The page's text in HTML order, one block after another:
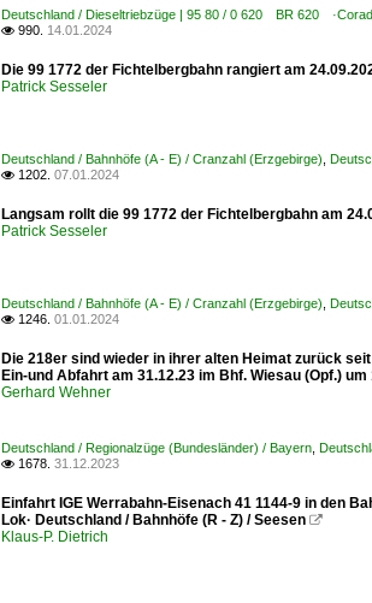
Deutschland / Dieseltriebzüge | 95 80 / 0 620 BR 620
 990. 14.01.2024
Die 99 1772 der Fichtelbergbahn rangiert am
Patrick Sesseler
Deutschland / Bahnhöfe (A - E) / Cranzahl (Erzgebirge)
 1202. 07.01.2024
Langsam rollt die 99 1772 der Fichtelbergbahn am
Patrick Sesseler
Deutschland / Bahnhöfe (A - E) / Cranzahl (Erzgebirge)
 1246. 01.01.2024
Die 218er sind wieder in ihrer alten Heimat zurück
Ein-und Abfahrt am 31.12.23 im Bhf. Wiesau (Opf.)
Gerhard Wehner
Deutschland / Regionalzüge (Bundesländer) / Bayern
 1678. 31.12.2023
Einfahrt IGE Werrabahn-Eisenach 41 1144-9 in den
Lok· Deutschland / Bahnhöfe (R - Z) / Seesen 
Klaus-P. Dietrich